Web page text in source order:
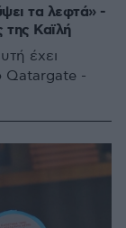
τα λεφτά» -
Καϊλή
έχει
Qatargate -